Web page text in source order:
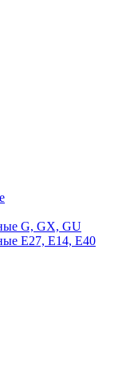
G, GX, GU
Е27, Е14, Е40